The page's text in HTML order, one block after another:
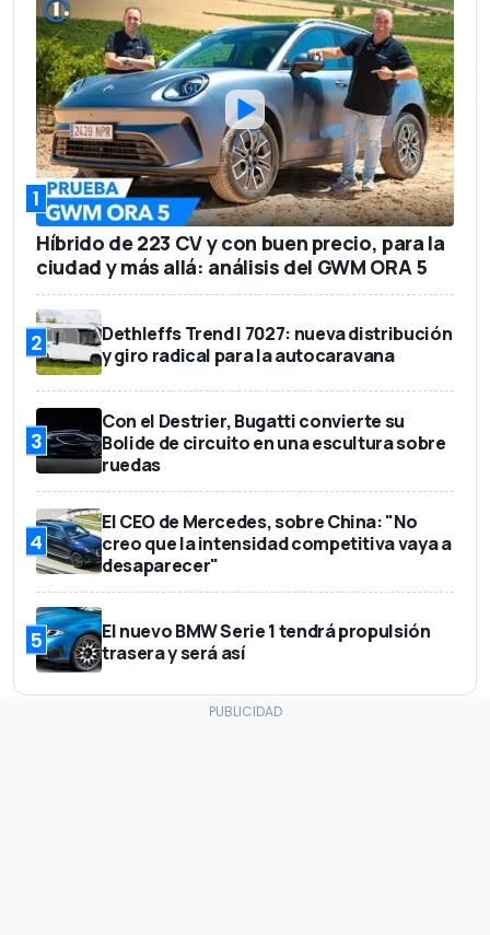
1
Híbrido de 223 CV y con buen precio, para la
ciudad y más allá: análisis del GWM ORA 5
2
Dethleffs Trend I 7027: nueva distribución
y giro radical para la autocaravana
3
Con el Destrier, Bugatti convierte su
Bolide de circuito en una escultura sobre
ruedas
4
El CEO de Mercedes, sobre China: "No
creo que la intensidad competitiva vaya a
desaparecer"
5
El nuevo BMW Serie 1 tendrá propulsión
trasera y será así